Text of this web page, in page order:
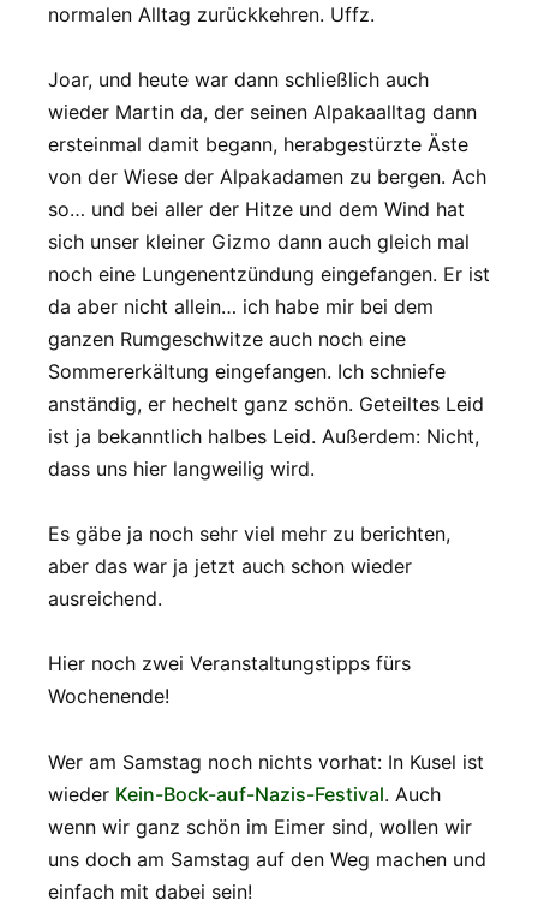
normalen Alltag zurückkehren. Uffz.
Joar, und heute war dann schließlich auch
wieder Martin da, der seinen Alpakaalltag dann
ersteinmal damit begann, herabgestürzte Äste
von der Wiese der Alpakadamen zu bergen. Ach
so… und bei aller der Hitze und dem Wind hat
sich unser kleiner Gizmo dann auch gleich mal
noch eine Lungenentzündung eingefangen. Er ist
da aber nicht allein… ich habe mir bei dem
ganzen Rumgeschwitze auch noch eine
Sommererkältung eingefangen. Ich schniefe
anständig, er hechelt ganz schön. Geteiltes Leid
ist ja bekanntlich halbes Leid. Außerdem: Nicht,
dass uns hier langweilig wird.
Es gäbe ja noch sehr viel mehr zu berichten,
aber das war ja jetzt auch schon wieder
ausreichend.
Hier noch zwei Veranstaltungstipps fürs
Wochenende!
Wer am Samstag noch nichts vorhat: In Kusel ist
wieder Kein-Bock-auf-Nazis-Festival. Auch
wenn wir ganz schön im Eimer sind, wollen wir
uns doch am Samstag auf den Weg machen und
einfach mit dabei sein!